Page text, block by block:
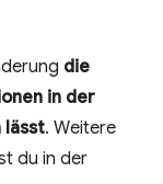
die
in der
lässt. Weitere
du in der